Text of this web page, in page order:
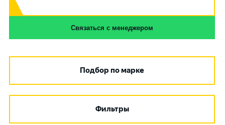
Связаться с менеджером
Подбор по марке
Фильтры